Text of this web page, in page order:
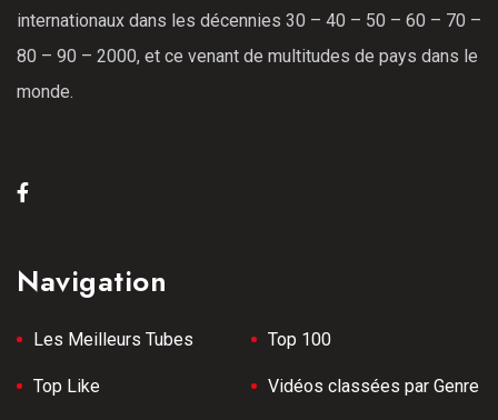
internationaux dans les décennies 30 – 40 – 50 – 60 – 70 –
80 – 90 – 2000, et ce venant de multitudes de pays dans le
monde.
Navigation
Les Meilleurs Tubes Top 100
Top Like Vidéos classées par Genre